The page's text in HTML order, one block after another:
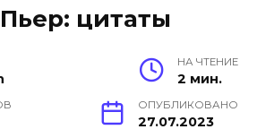
цитаты
НА ЧТЕНИЕ
2 мин.
ОПУБЛИКОВАНО
27.07.2023